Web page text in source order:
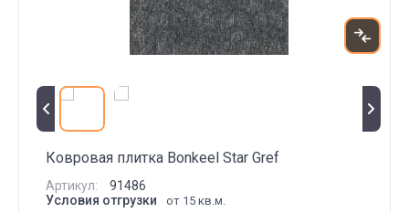
Ковровая плитка Bonkeel Star Gref
Артикул:
91486
Условия отгрузки
от 15 кв.м.